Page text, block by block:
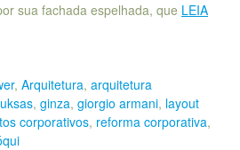
sua fachada espelhada, que LEIA
, Arquitetura, arquitetura
, ginza, giorgio armani, layout
corporativos, reforma corporativa,